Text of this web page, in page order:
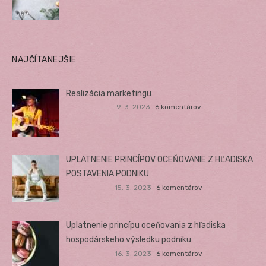
NAJČÍTANEJŠIE
Realizácia marketingu
9. 3. 2023 6 komentárov
UPLATNENIE PRINCÍPOV OCEŇOVANIE Z HĽADISKA
POSTAVENIA PODNIKU
15. 3. 2023 6 komentárov
Uplatnenie princípu oceňovania z hľadiska
hospodárskeho výsledku podniku
16. 3. 2023 6 komentárov